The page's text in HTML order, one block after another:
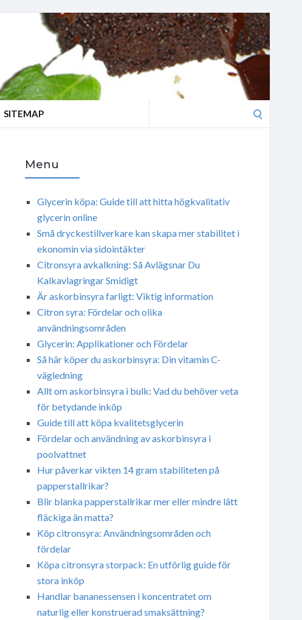
SITEMAP
Menu
Glycerin köpa: Guide till att hitta högkvalitativ
glycerin online
Små dryckestillverkare kan skapa mer stabilitet i
ekonomin via sidointäkter
Citronsyra avkalkning: Så Avlägsnar Du
Kalkavlagringar Smidigt
Är askorbinsyra farligt: Viktig information
Citron syra: Fördelar och olika
användningsområden
Glycerin: Applikationer och Fördelar
Så här köper du askorbinsyra: Din vitamin C-
vägledning
Allt om askorbinsyra i bulk: Vad du behöver veta
för betydande inköp
Guide till att köpa kvalitetsglycerin
Fördelar och användning av askorbinsyra i
poolvattnet
Hur påverkar vikten 14 gram stabiliteten på
papperstallrikar?
Blir blanka papperstallrikar mer eller mindre lätt
fläckiga än matta?
Köp citronsyra: Användningsområden och
fördelar
Köpa citronsyra storpack: En utförlig guide för
stora inköp
Handlar bananessensen i koncentratet om
naturlig eller konstruerad smaksättning?